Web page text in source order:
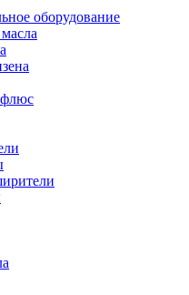
оборудование